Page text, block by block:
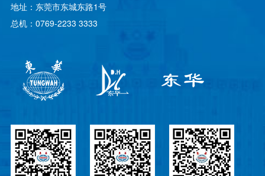
地址：东莞市东城东路1号
总机：0769-2233 3333